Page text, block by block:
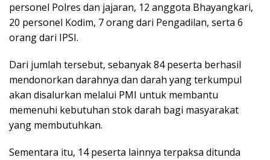
personel Polres dan jajaran, 12 anggota Bhayangkari,
20 personel Kodim, 7 orang dari Pengadilan, serta 6
orang dari IPSI.
Dari jumlah tersebut, sebanyak 84 peserta berhasil
mendonorkan darahnya dan darah yang terkumpul
akan disalurkan melalui PMI untuk membantu
memenuhi kebutuhan stok darah bagi masyarakat
yang membutuhkan.
Sementara itu, 14 peserta lainnya terpaksa ditunda